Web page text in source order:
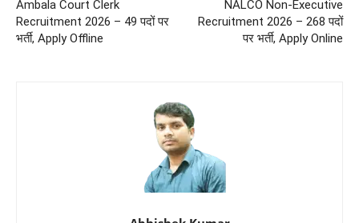
Ambala Court Clerk
Recruitment 2026 – 49 पदों पर
भर्ती, Apply Offline
NALCO Non-Executive
Recruitment 2026 – 268 पदों
पर भर्ती, Apply Online